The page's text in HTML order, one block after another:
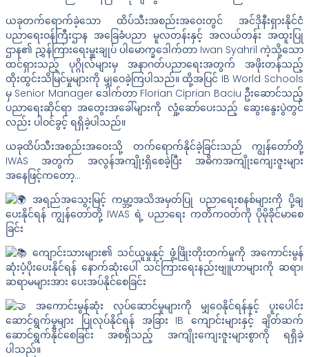
ယခုတက်ရောက်ခဲ့သော ထိပ်သီးအစည်းအဝေးတွင် အင်ဒိုနီးရှားနိုင်ငံ
ပညာရေးဝန်ကြီးဌာန အခြေခံပညာ မူလတန်းနှင့် အလယ်တန်း အထူးပြု
ဌာန၏ ညွှန်ကြားရေးမှူးချုပ် ပါမောက္ခဒေါက်တာ Iwan Syahril ကဲ့သို့သော
ထင်ရှားသည့် ပုဂ္ဂိုလ်များမှ အနာဂတ်ပညာရေးအတွက် အဖိုးတန်သည့်
ထိုးထွင်းသိမြင်မှုများကို မျှဝေခဲ့ကြပါသည်။ ထို့အပြင် IB World Schools
မှ Senior Manager ဒေါက်တာ Florian Ciprian Baciu ဦးဆောင်သည့်
ပညာရေးဆိုင်ရာ အတွေးအခေါ်များကို လှုံ့ဆော်ပေးသည့် ဆွေးနွေးပွဲတွင်
လည်း ပါဝင်ခွင့် ရရှိခဲ့ပါသည်။
ယခုထိပ်သီးအစည်းအဝေးသို့ တက်ရောက်နိုင်ခဲ့ခြင်းသည် ကျွန်တော်တို့
IWAS အတွက် အလွန်အကျိုးရှိစေခဲ့ပြီး အဓိကအကျိုးကျေးဇူးများ
အနေဖြင့်ကတော့…
အရည်အသွေးမြင့် ကမ္ဘာ့အသိအမှတ်ပြု ပညာရေးစနစ်များကို ပို့ချ
ပေးနိုင်ရန် ကျွန်တော်တို့ IWAS ရဲ့ ပညာရေး ကတိကဝတ်ကို ပိုမိုခိုင်မာစေ
ခြင်း
ကျောင်းသားများ၏ သင်ယူမှုနှင့် ဖွံ့ဖြိုးတိုးတက်မှုကို အကောင်းမွန်
ဆုံးပံ့ပိုးပေးနိုင်ရန် နောက်ဆုံးပေါ် သင်ကြားရေးနည်းဗျူဟာများကို ဆရာ၊
ဆရာမများအား ပေးအပ်နိုင်စေခြင်း
အကောင်းမွန်ဆုံး လုပ်ဆောင်မှုများကို မျှဝေနိုင်ရန်နှင့် ပူးပေါင်း
ဆောင်ရွက်မှုများ ပြုလုပ်နိုင်ရန် အခြား IB ကျောင်းများနှင့် ချိတ်ဆက်
ဆောင်ရွက်နိုင်စေခြင်း အစရှိသည့် အကျိုးကျေးဇူးများစွာကို ရရှိခဲ့
ပါသည်။